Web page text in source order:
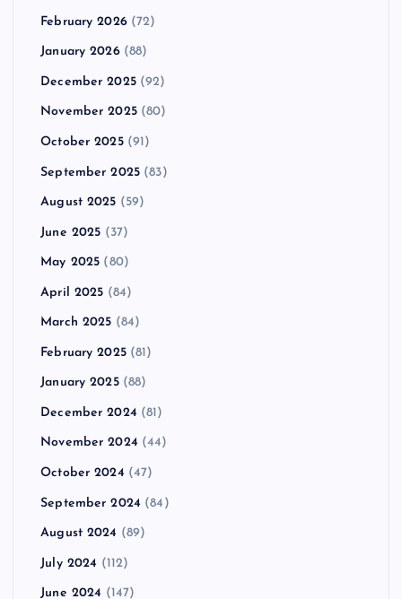
February 2026(72)
January 2026(88)
December 2025(92)
November 2025(80)
October 2025(91)
September 2025 (83)
August 2025 (59)
June 2025 (37)
May 2025 (80)
April 2025 (84)
March 2025 (84)
February 2025(81)
January 2025(88)
December 2024 (81)
November 2024 (44)
October 2024 (47)
September 2024 (84)
August 2024 (89)
July 2024 (112)
June 2024 (147)